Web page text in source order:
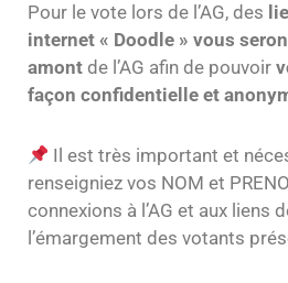
Pour le vote lors de l’AG, des
internet « Doodle » vous
amont de l’AG afin de pouvoir
façon confidentielle et
Il est très important et
renseigniez vos NOM et
connexions à l’AG et aux liens
l’émargement des votants